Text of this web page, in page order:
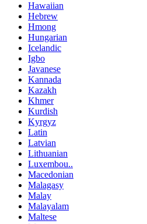
Hawaiian
Hebrew
Hmong
Hungarian
Icelandic
Igbo
Javanese
Kannada
Kazakh
Khmer
Kurdish
Kyrgyz
Latin
Latvian
Lithuanian
Luxembou..
Macedonian
Malagasy
Malay
Malayalam
Maltese